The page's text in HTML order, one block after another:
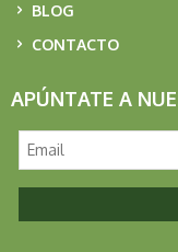
BLOG
CONTACTO
APÚNTATE A